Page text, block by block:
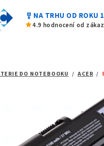
military_tech NA TRHU OD ROKU
star4.9 hodnocení od
DO NOTEBOOKU / ACER /